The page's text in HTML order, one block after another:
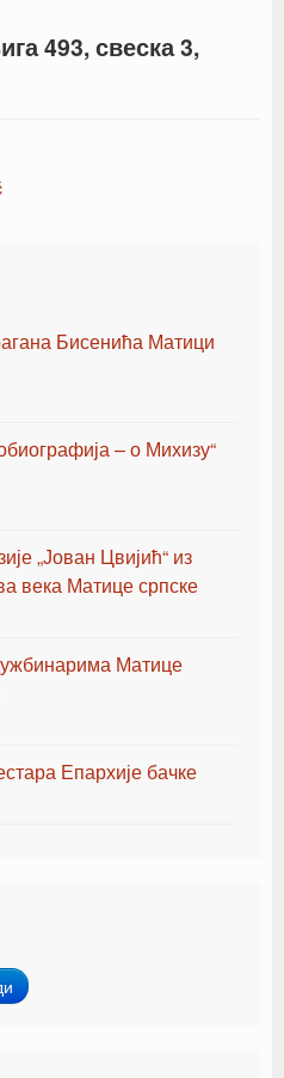
493, свеска 3,
Бисенића Матици
– о Михизу“
„Јован Цвијић“ из
века Матице српске
Матице
Епархије бачке